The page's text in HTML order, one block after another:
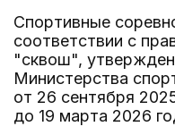
Спортивные
соответствии с
"сквош",
Министерства
от 26 сентября
до 19 марта 2026